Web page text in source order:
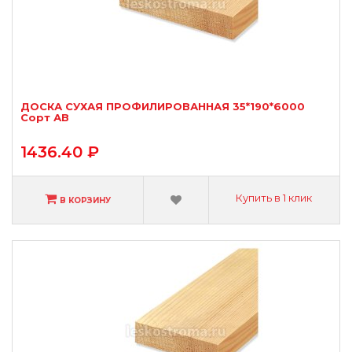
ДОСКА СУХАЯ ПРОФИЛИРОВАННАЯ 35*190*6000
Сорт АВ
1436.40 ₽
В КОРЗИНУ Купить в 1 клик